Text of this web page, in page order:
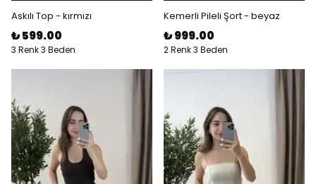
Askılı Top - kırmızı
₺ 599.00
3 Renk 3 Beden
Kemerli Pileli Şort - beyaz
₺ 999.00
2 Renk 3 Beden